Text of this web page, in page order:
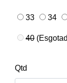
33 34
40
Qtd